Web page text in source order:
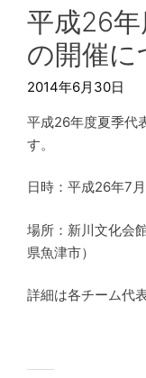
平成26
の開催に
2014年6月30日
平成26年度夏季代
す。
日時：平成26年7
場所：新川文化会
県魚津市）
詳細は各チーム代